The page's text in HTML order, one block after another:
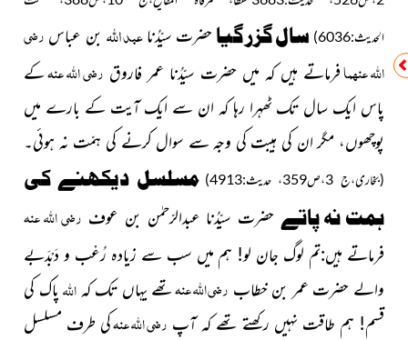
الحدیث:6036) سال گزر گیاحضرت سیّدُناعبداللہ بن عباس رضی
اللہ عنہمافرماتے ہیں کہ میں حضرت سیّدُنا عمر فاروق رضی اللہ عنہکے
پاس ایک سال تک ٹھہرا رہا کہ ان سے ایک آیت کے بارے میں
پوچھوں، مگر ان کی ہیبت کی وجہ سے سوال کرنے کی ہمّت نہ ہوئی۔
(بخاری،ج 3،ص359، حدیث:4913) مسلسل دیکھنے کی
ہمت نہ پاتے حضرت سیّدُنا عبدالرّحمٰن بن عوف رضی اللہ عنہ
فرماتے ہیں:تم لوگ جان لو! ہم میں سب سے زیادہ رُعْب و دَبْدَبے
والے حضرت عمر بن خطاب رضی اللہ عنہتھے یہاں تک کہ اللہپاک کی
قسم! ہم طاقت نہیں رکھتے تھے کہ آپ رضی اللہ عنہکی طرف مسلسل